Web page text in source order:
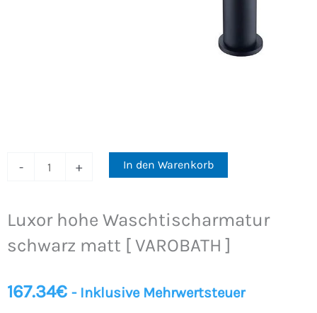
€250
Luxor hohe Waschtischarmatur
schwarz matt [ VAROBATH ]
167.34€ - Inklusive Mehrwertsteuer
-
schwarz
matt
]
+ In den Warenkorb